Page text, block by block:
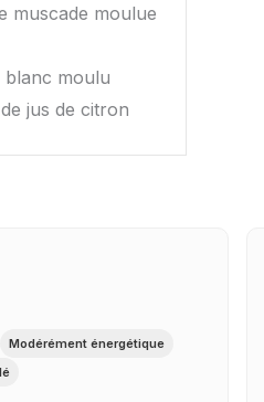
muscade moulue
blanc moulu
de jus de citron
Modérément énergétique